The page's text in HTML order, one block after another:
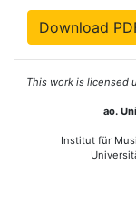
Download
This work is licensed
ao.
Institut für